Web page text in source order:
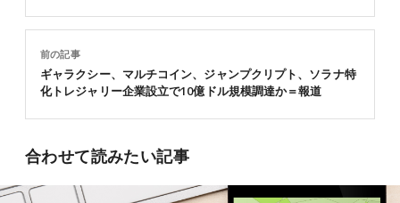
前の記事
ギャラクシー、マルチコイン、ジャンプクリプト、ソラナ特
化トレジャリー企業設立で10億ドル規模調達か＝報道
合わせて読みたい記事